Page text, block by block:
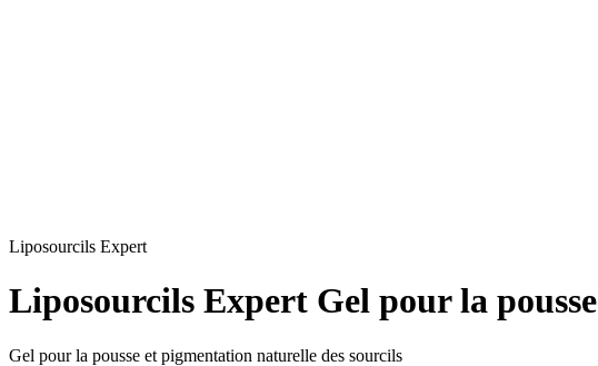
Liposourcils Expert
Liposourcils Expert Gel pour la
Gel pour la pousse et pigmentation naturelle des sourcils